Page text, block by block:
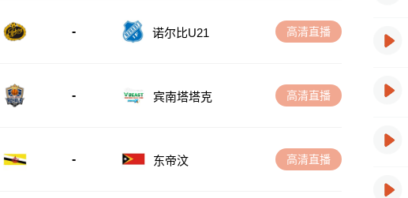
- 诺尔比U21 高清直播
- 宾南塔塔克 高清直播
- 东帝汶 高清直播